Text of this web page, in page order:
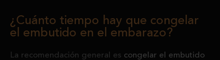
¿Cuánto tiempo hay que congelar
el embutido en el embarazo?
La recomendación general es congelar el embutido